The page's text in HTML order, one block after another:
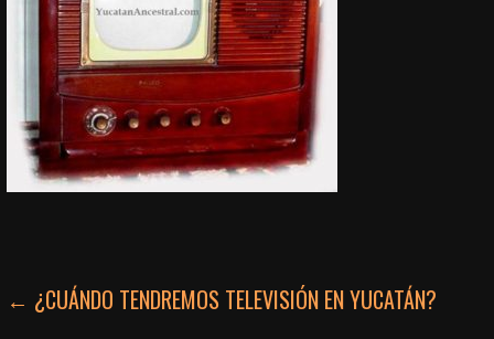
NAVEGACIÓN
← ¿CUÁNDO TENDREMOS TELEVISIÓN EN YUCATÁN?